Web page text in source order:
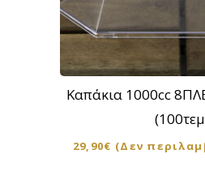
Καπάκια 1000cc
29,90€ (Δεν